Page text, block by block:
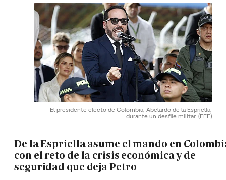
El presidente electo de Colombia, Abelardo de la Espriella,
durante un desfile militar. (EFE)
De la Espriella asume el mando en
con el reto de la crisis económica y de
seguridad que deja Petro